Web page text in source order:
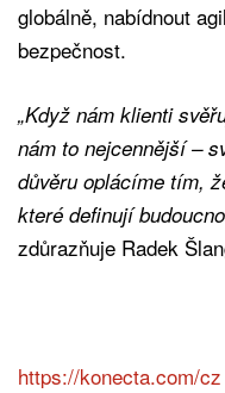
globálně, nabídnout
bezpečnost.
„Když nám klienti
nám to nejcennější –
důvěru oplácíme tím,
které definují
zdůrazňuje Radek
https://konecta.com/cz